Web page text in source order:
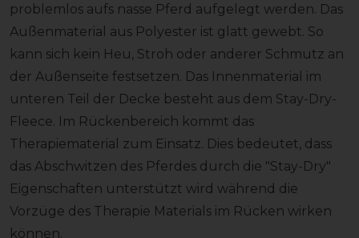
problemlos aufs nasse Pferd aufgelegt werden. Das
Außenmaterial aus Polyester ist glatt gewebt. So
kann sich kein Heu, Stroh oder anderer Schmutz an
der Außenseite festsetzen. Das Innenmaterial im
unteren Teil der Decke besteht aus dem Stay-Dry-
Fleece. Im Rückenbereich kommt das
Therapiematerial zum Einsatz. Dies bedeutet, dass
das Abschwitzen des Pferdes durch die "Stay-Dry"
Eigenschaften unterstützt wird während die
Vorzüge des Therapie Materials im Rücken wirken
können.